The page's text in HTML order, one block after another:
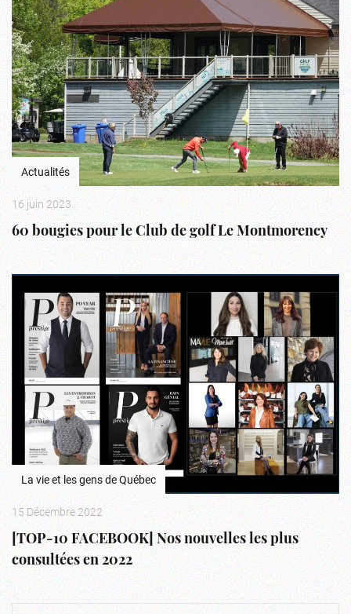
Actualités
16 juin 2023
60 bougies pour le Club de golf Le Montmorency
La vie et les gens de Québec
15 Décembre 2022
[TOP-10 FACEBOOK] Nos nouvelles les plus
consultées en 2022